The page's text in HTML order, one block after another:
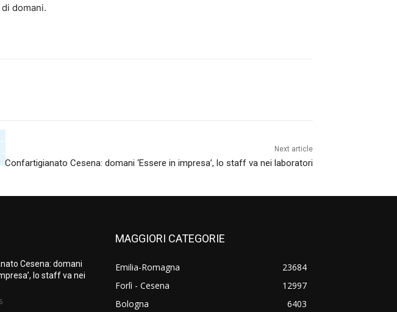
domani.
Next article
Confartigianato Cesena: domani ‘Essere in impresa’, lo staff va nei laboratori
Cesena: domani
lo staff va nei
MAGGIORI CATEGORIE
Emilia-Romagna
23684
Forlì - Cesena
12997
Bologna
6403